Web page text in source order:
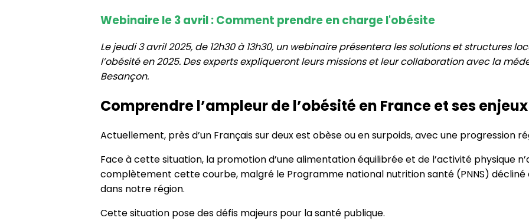
Webinaire le 3 avril : Comment prendre en charge l'obésite
Le jeudi 3 avril 2025, de 12h30 à 13h30, un webinaire présentera les solutions et structures
l’obésité en 2025. Des experts expliqueront leurs missions et leur collaboration avec la
Besançon.
Comprendre l’ampleur de l’obésité en France et ses enjeux
Actuellement, près d’un Français sur deux est obèse ou en surpoids, avec une progression
Face à cette situation, la promotion d’une alimentation équilibrée et de l’activité physique
complètement cette courbe, malgré le Programme national nutrition santé (PNNS) décliné
dans notre région.
Cette situation pose des défis majeurs pour la santé publique.